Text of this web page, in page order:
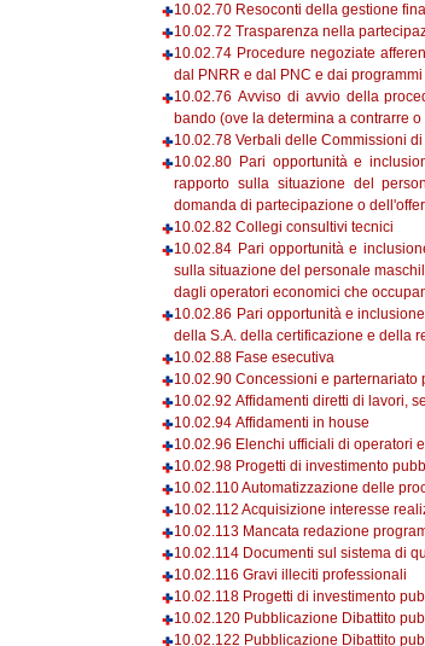
10.02.70 Resoconti della gestione
10.02.72 Trasparenza nella
10.02.74 Procedure negoziate
dal PNRR e dal PNC e dai
10.02.76 Avviso di avvio della
bando (ove la determina a contrarre
10.02.78 Verbali delle Commissioni
10.02.80 Pari opportunità e
rapporto sulla situazione del
domanda di partecipazione o
10.02.82 Collegi consultivi tecnici
10.02.84 Pari opportunità e
sulla situazione del personale
dagli operatori economici che
10.02.86 Pari opportunità e
della S.A. della certificazione e della
10.02.88 Fase esecutiva
10.02.90 Concessioni e parternariato
10.02.92 Affidamenti diretti di lavori,
10.02.94 Affidamenti in house
10.02.96 Elenchi ufficiali di operatori
10.02.98 Progetti di investimento
10.02.110 Automatizzazione delle
10.02.112 Acquisizione interesse
10.02.113 Mancata redazione
10.02.114 Documenti sul sistema di
10.02.116 Gravi illeciti professionali
10.02.118 Progetti di investimento
10.02.120 Pubblicazione Dibattito
10.02.122 Pubblicazione Dibattito